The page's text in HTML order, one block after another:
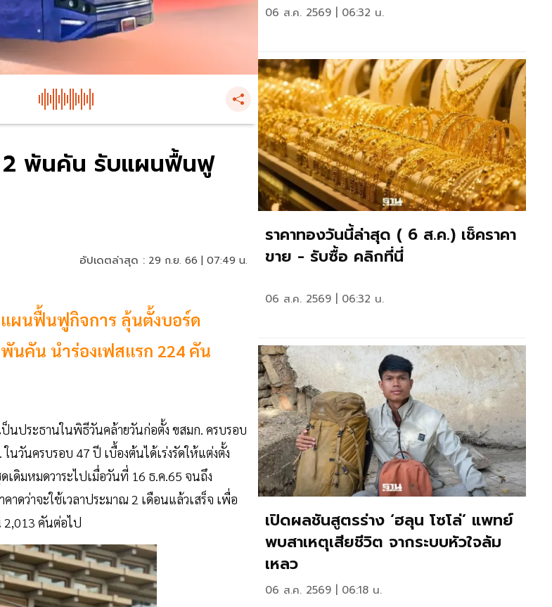
2 พันคัน รับแผนฟื้นฟู
อัปเดตล่าสุด : 29 ก.ย. 66 | 07:49 น.
ผนฟื้นฟูกิจการ ลุ้นตั้งบอร์ด
นคัน นำร่องเฟสแรก 224 คัน
นประธานในพิธีวันคล้ายวันก่อตั้ง ขสมก. ครบรอบ
วันครบรอบ 47 ปี เบื้องต้นได้เร่งรัดให้แต่งตั้ง
ดิมหมดวาระไปเมื่อวันที่ 16 ธ.ค.65 จนถึง
าดว่าจะใช้เวลาประมาณ 2 เดือนแล้วเสร็จ เพื่อ
คันต่อไป
06 ส.ค. 2569 | 06:32 น.
ราคาทองวันนี้ล่าสุด ( 6 ส.ค.) เช็คราคา
ขาย - รับซื้อ คลิกที่นี่
06 ส.ค. 2569 | 06:32 น.
เปิดผลชันสูตรร่าง ‘ฮลุน โซโล่’ แพทย์
พบสาเหตุเสียชีวิต จากระบบหัวใจล้ม
เหลว
06 ส.ค. 2569 | 06:18 น.